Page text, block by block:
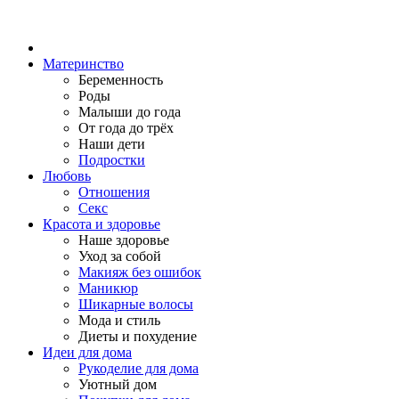
Материнство
Беременность
Роды
Малыши до года
От года до трёх
Наши дети
Подростки
Любовь
Отношения
Секс
Красота и здоровье
Наше здоровье
Уход за собой
Макияж без ошибок
Маникюр
Шикарные волосы
Мода и стиль
Диеты и похудение
Идеи для дома
Рукоделие для дома
Уютный дом